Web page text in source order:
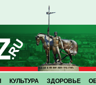
КУЛЬТУРА ЗДОРОВЬЕ